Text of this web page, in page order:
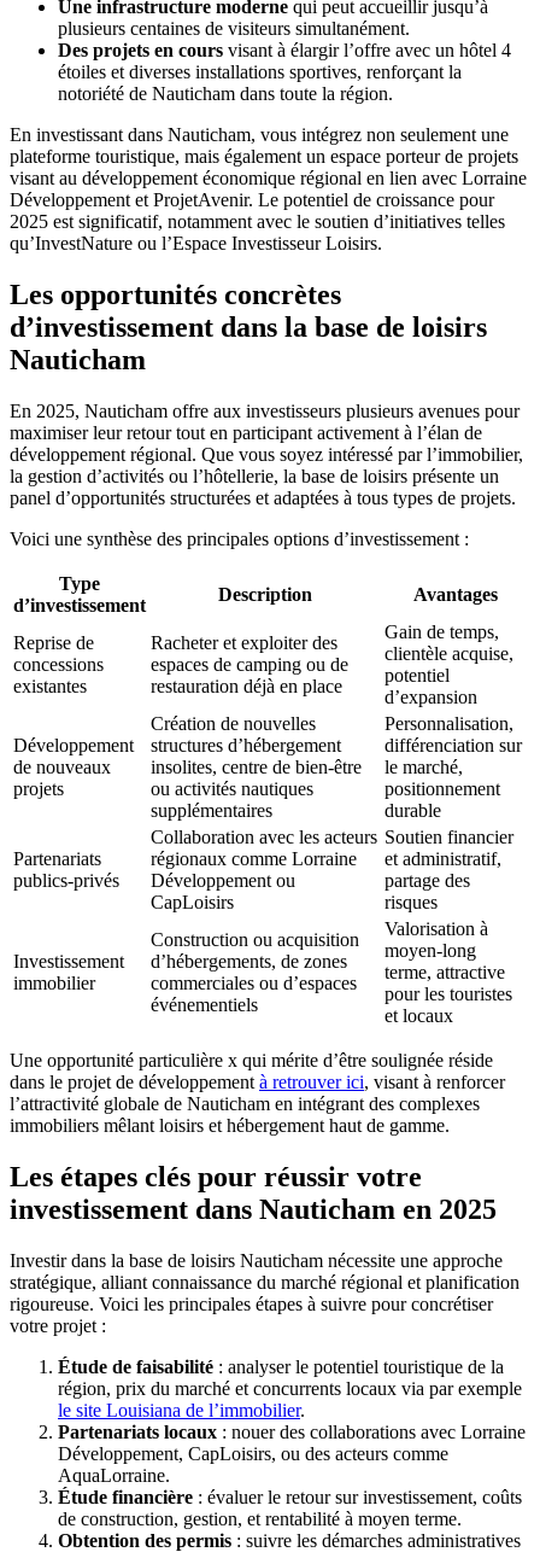
Une infrastructure moderne qui peut accueillir jusqu’à
plusieurs centaines de visiteurs simultanément.
Des projets en cours visant à élargir l’offre avec un hôtel 4
étoiles et diverses installations sportives, renforçant la
notoriété de Nauticham dans toute la région.
En investissant dans Nauticham, vous intégrez non seulement une
plateforme touristique, mais également un espace porteur de projets
visant au développement économique régional en lien avec Lorraine
Développement et ProjetAvenir. Le potentiel de croissance pour
2025 est significatif, notamment avec le soutien d’initiatives telles
qu’InvestNature ou l’Espace Investisseur Loisirs.
Les opportunités concrètes
d’investissement dans la base de loisirs
Nauticham
En 2025, Nauticham offre aux investisseurs plusieurs avenues pour
maximiser leur retour tout en participant activement à l’élan de
développement régional. Que vous soyez intéressé par l’immobilier,
la gestion d’activités ou l’hôtellerie, la base de loisirs présente un
panel d’opportunités structurées et adaptées à tous types de projets.
Voici une synthèse des principales options d’investissement :
Type
d’investissement
Description Avantages
Reprise de
concessions
existantes
Racheter et exploiter des
espaces de camping ou de
restauration déjà en place
Gain de temps,
clientèle acquise,
potentiel
d’expansion
Développement
de nouveaux
projets
Création de nouvelles
structures d’hébergement
insolites, centre de bien-être
ou activités nautiques
supplémentaires
Personnalisation,
différenciation sur
le marché,
positionnement
durable
Partenariats
publics-privés
Collaboration avec les acteurs
régionaux comme Lorraine
Développement ou
CapLoisirs
Soutien financier
et administratif,
partage des
risques
Investissement
immobilier
Construction ou acquisition
d’hébergements, de zones
commerciales ou d’espaces
événementiels
Valorisation à
moyen-long
terme, attractive
pour les touristes
et locaux
Une opportunité particulière x qui mérite d’être soulignée réside
dans le projet de développement à retrouver ici, visant à renforcer
l’attractivité globale de Nauticham en intégrant des complexes
immobiliers mêlant loisirs et hébergement haut de gamme.
Les étapes clés pour réussir votre
investissement dans Nauticham en 2025
Investir dans la base de loisirs Nauticham nécessite une approche
stratégique, alliant connaissance du marché régional et planification
rigoureuse. Voici les principales étapes à suivre pour concrétiser
votre projet :
Étude de faisabilité : analyser le potentiel touristique de la
région, prix du marché et concurrents locaux via par exemple
le site Louisiana de l’immobilier.
Partenariats locaux : nouer des collaborations avec Lorraine
Développement, CapLoisirs, ou des acteurs comme
AquaLorraine.
Étude financière : évaluer le retour sur investissement, coûts
de construction, gestion, et rentabilité à moyen terme.
Obtention des permis : suivre les démarches administratives